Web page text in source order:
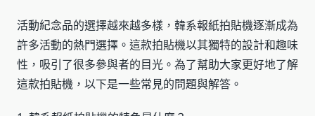
活動紀念品的選擇越來越多樣，韓系報紙拍貼機逐漸成為
許多活動的熱門選擇。這款拍貼機以其獨特的設計和趣味
性，吸引了很多參與者的目光。為了幫助大家更好地了解
這款拍貼機，以下是一些常見的問題與解答。